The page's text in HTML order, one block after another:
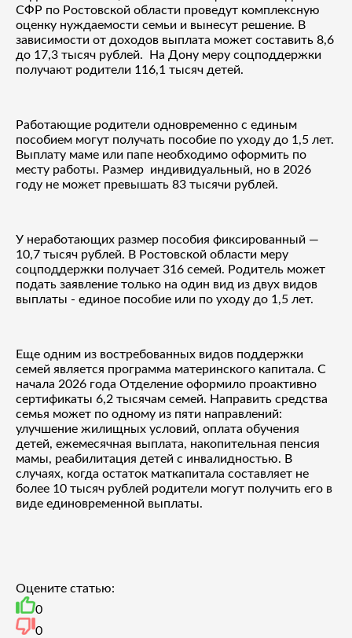
СФР по Ростовской области проведут комплексную
оценку нуждаемости семьи и вынесут решение. В
зависимости от доходов выплата может составить 8,6
до 17,3 тысяч рублей.
На Дону меру соцподдержки
получают родители 116,1 тысяч детей.
Работающие родители одновременно с единым
пособием могут получать пособие по уходу до 1,5 лет.
Выплату маме или папе необходимо оформить по
месту работы. Размер индивидуальный, но в 2026
году не может превышать 83 тысячи рублей.
У неработающих размер пособия фиксированный —
10,7 тысяч рублей. В Ростовской области меру
соцподдержки получает 316 семей. Родитель может
подать заявление только на один вид из двух видов
выплаты - единое пособие или по уходу до 1,5 лет.
Еще одним из востребованных видов поддержки
семей является программа материнского капитала. С
начала 2026 года Отделение оформило проактивно
сертификаты 6,2 тысячам семей. Направить средства
семья может по одному из пяти направлений:
улучшение жилищных условий, оплата обучения
детей, ежемесячная выплата, накопительная пенсия
мамы, реабилитация детей с инвалидностью. В
случаях, когда остаток маткапитала составляет не
более 10 тысяч рублей родители могут получить его в
виде единовременной выплаты.
Оцените статью:
0
0